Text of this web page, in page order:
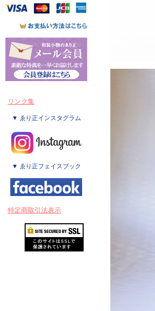
リンク集
▼ ゑり正インスタグラム
▼ ゑり正フェイスブック
特定商取引法表示